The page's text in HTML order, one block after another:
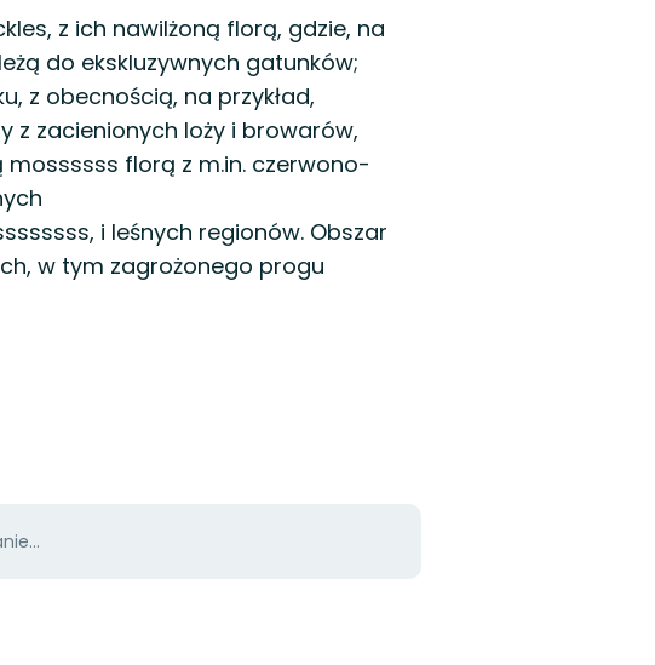
z ich nawilżoną florą, gdzie, na
do ekskluzywnych gatunków;
z obecnością, na przykład,
z zacienionych loży i browarów,
florą z m.in. czerwono-
i leśnych regionów. Obszar
w tym zagrożonego progu